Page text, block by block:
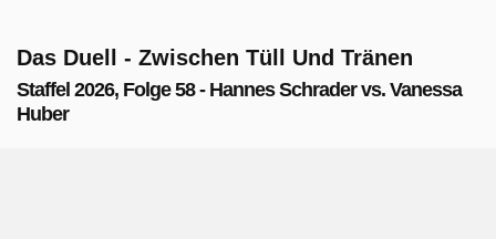
Das Duell - Zwischen Tüll Und Tränen
Staffel 2026, Folge 58 - Hannes Schrader vs. Vanessa
Huber